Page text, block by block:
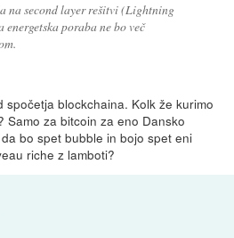
na second layer rešitvi (Lightning
poraba ne bo več
spočetja blockchaina. Kolk že kurimo
Samo za bitcoin za eno Dansko
bo spet bubble in bojo spet eni
riche z lamboti?